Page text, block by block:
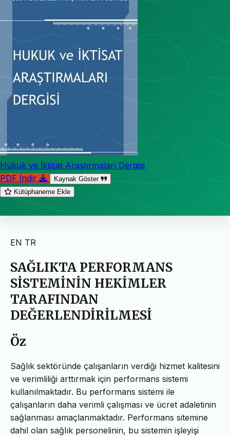
Hukuk ve İktisat Araştırmaları Dergisi
PDF İndir
Kaynak Göster
Kütüphaneme Ekle
EN TR
SAĞLIKTA PERFORMANS
SİSTEMİNİN HEKİMLER
TARAFINDAN
DEĞERLENDİRİLMESİ
Öz
Sağlık sektöründe çalışanların verdiği hizmet kalitesini
ve verimliliği arttırmak için performans sistemi
kullanılmaktadır. Bu performans sistemi ile
çalışanların daha verimli çalışması ve ücret adaletinin
sağlanması amaçlanmaktadır. Performans sitemine
dahil olan sağlık personelinin, bu sistemin işleyişi